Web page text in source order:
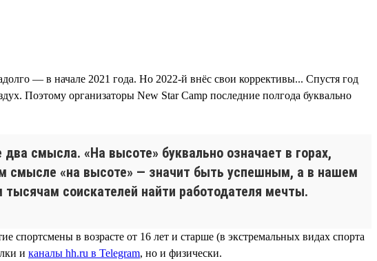
— в начале 2021 года. Но 2022-й внёс свои коррективы... Спустя год
Поэтому организаторы New Star Camp последние полгода буквально
смысла. «На высоте» буквально означает в горах,
смысле «на высоте» — значит быть успешным, а в нашем
соискателей найти работодателя мечты.
спортсмены в возрасте от 16 лет и старше (в экстремальных видах спорта
и каналы hh.ru в Telegram, но и физически.